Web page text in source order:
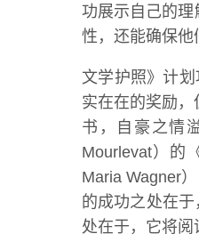
功展示自己的
性，还能确保他
文学护照》计
实在在的奖励
书，自豪之情
Mourlevat）的
Maria Wagner
的成功之处在
处在于，它将